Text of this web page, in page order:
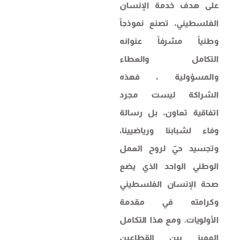
على هدف خدمة الإنسان
الفلسطيني، تصنع نموذجاً
وطنياً مشرفاً عنوانه
التكامل والعطاء
والمسؤولية ، فهذه
الشراكة ليست مجرد
اتفاقية تعاون، بل رسالة
وفاء لشبابنا ورياضيينا،
وتجسيد حيّ لروح العمل
الوطني الواحد الذي يضع
صحة الإنسان الفلسطيني
وكرامته في مقدمة
الأولويات. ومع هذا التكامل
المميز بين القطاعين